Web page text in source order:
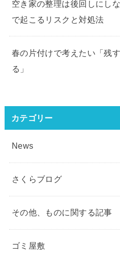
空き家の整理は後回しにし
で起こるリスクと対処法
春の片付けで考えたい「残
る」
カテゴリー
News
さくらブログ
その他、ものに関する記事
ゴミ屋敷